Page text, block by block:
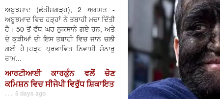
ਅਬੂਝਮਾਦ (ਛੱਤੀਸਗੜ੍ਹ), 2 ਅਗਸਤ -
ਅਬੂਝਮਾਦ ਵਿਚ ਹੜ੍ਹਾਂ ਨੇ ਤਬਾਹੀ ਮਚਾ ਦਿੱਤੀ
ਹੈ। 50 ਤੋਂ ਵੱਧ ਘਰ ਨੁਕਸਾਨੇ ਗਏ ਹਨ, ਅਤੇ
ਦੋ ਕੁੜੀਆਂ ਦੀ ਇਸ ਤਬਾਹੀ ਵਿਚ ਜਾਨ ਚਲੀ
ਗਈ ਹੈ।ਹੜ੍ਹ ਪ੍ਰਭਾਵਿਤ ਨਿਵਾਸੀ ਸੋਨਾਰੂ
ਰਾਮ...
ਆਰਟੀਆਈ ਕਾਰਕੁੰਨ ਵਲੋਂ ਚੋਣ
ਕਮਿਸ਼ਨ ਵਿਚ ਸੀਜੇਪੀ ਵਿਰੁੱਧ ਸ਼ਿਕਾਇਤ
. . . 5 days ago